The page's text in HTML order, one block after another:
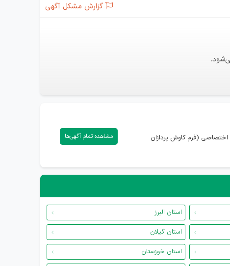
گزارش مشکل آگهی
اختصاصی (فرم کاوش پردازان
مشاهده تمام آگهی‌ها
استان البرز
استان گیلان
استان خوزستان